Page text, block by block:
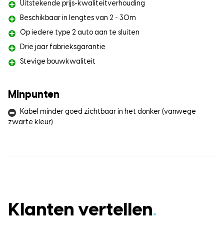
Uitstekende prijs-kwaliteitverhouding
Beschikbaar in lengtes van 2 - 30m
Op iedere type 2 auto aan te sluiten
Drie jaar fabrieksgarantie
Stevige bouwkwaliteit
Minpunten
Kabel minder goed zichtbaar in het donker (vanwege
zwarte kleur)
Klanten vertellen.